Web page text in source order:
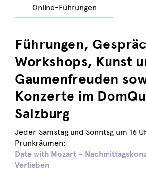
Online-Führungen
Führungen,
Workshops, Kunst
Gaumenfreuden
Konzerte im
Salzburg
Jeden Samstag und Sonntag um 16
Prunkräumen:
Date with Mozart –
Verlieben